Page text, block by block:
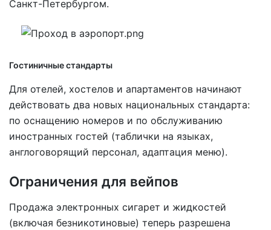
Санкт-Петербургом.
Гостиничные стандарты
Для отелей, хостелов и апартаментов начинают
действовать два новых национальных стандарта:
по оснащению номеров и по обслуживанию
иностранных гостей (таблички на языках,
англоговорящий персонал, адаптация меню).
Ограничения для вейпов
Продажа электронных сигарет и жидкостей
(включая безникотиновые) теперь разрешена